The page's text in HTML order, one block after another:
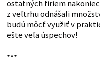
ostatných firiem
z veľtrhu odnášali
budú môcť využiť v
ešte veľa úspechov!
***